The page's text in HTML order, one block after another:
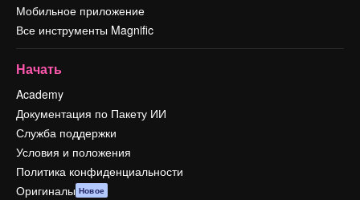
Мобильное приложение
Все инструменты Magnific
Начать
Academy
Документация по Пакету ИИ
Служба поддержки
Условия и положения
Политика конфиденциальности
Оригиналы Новое